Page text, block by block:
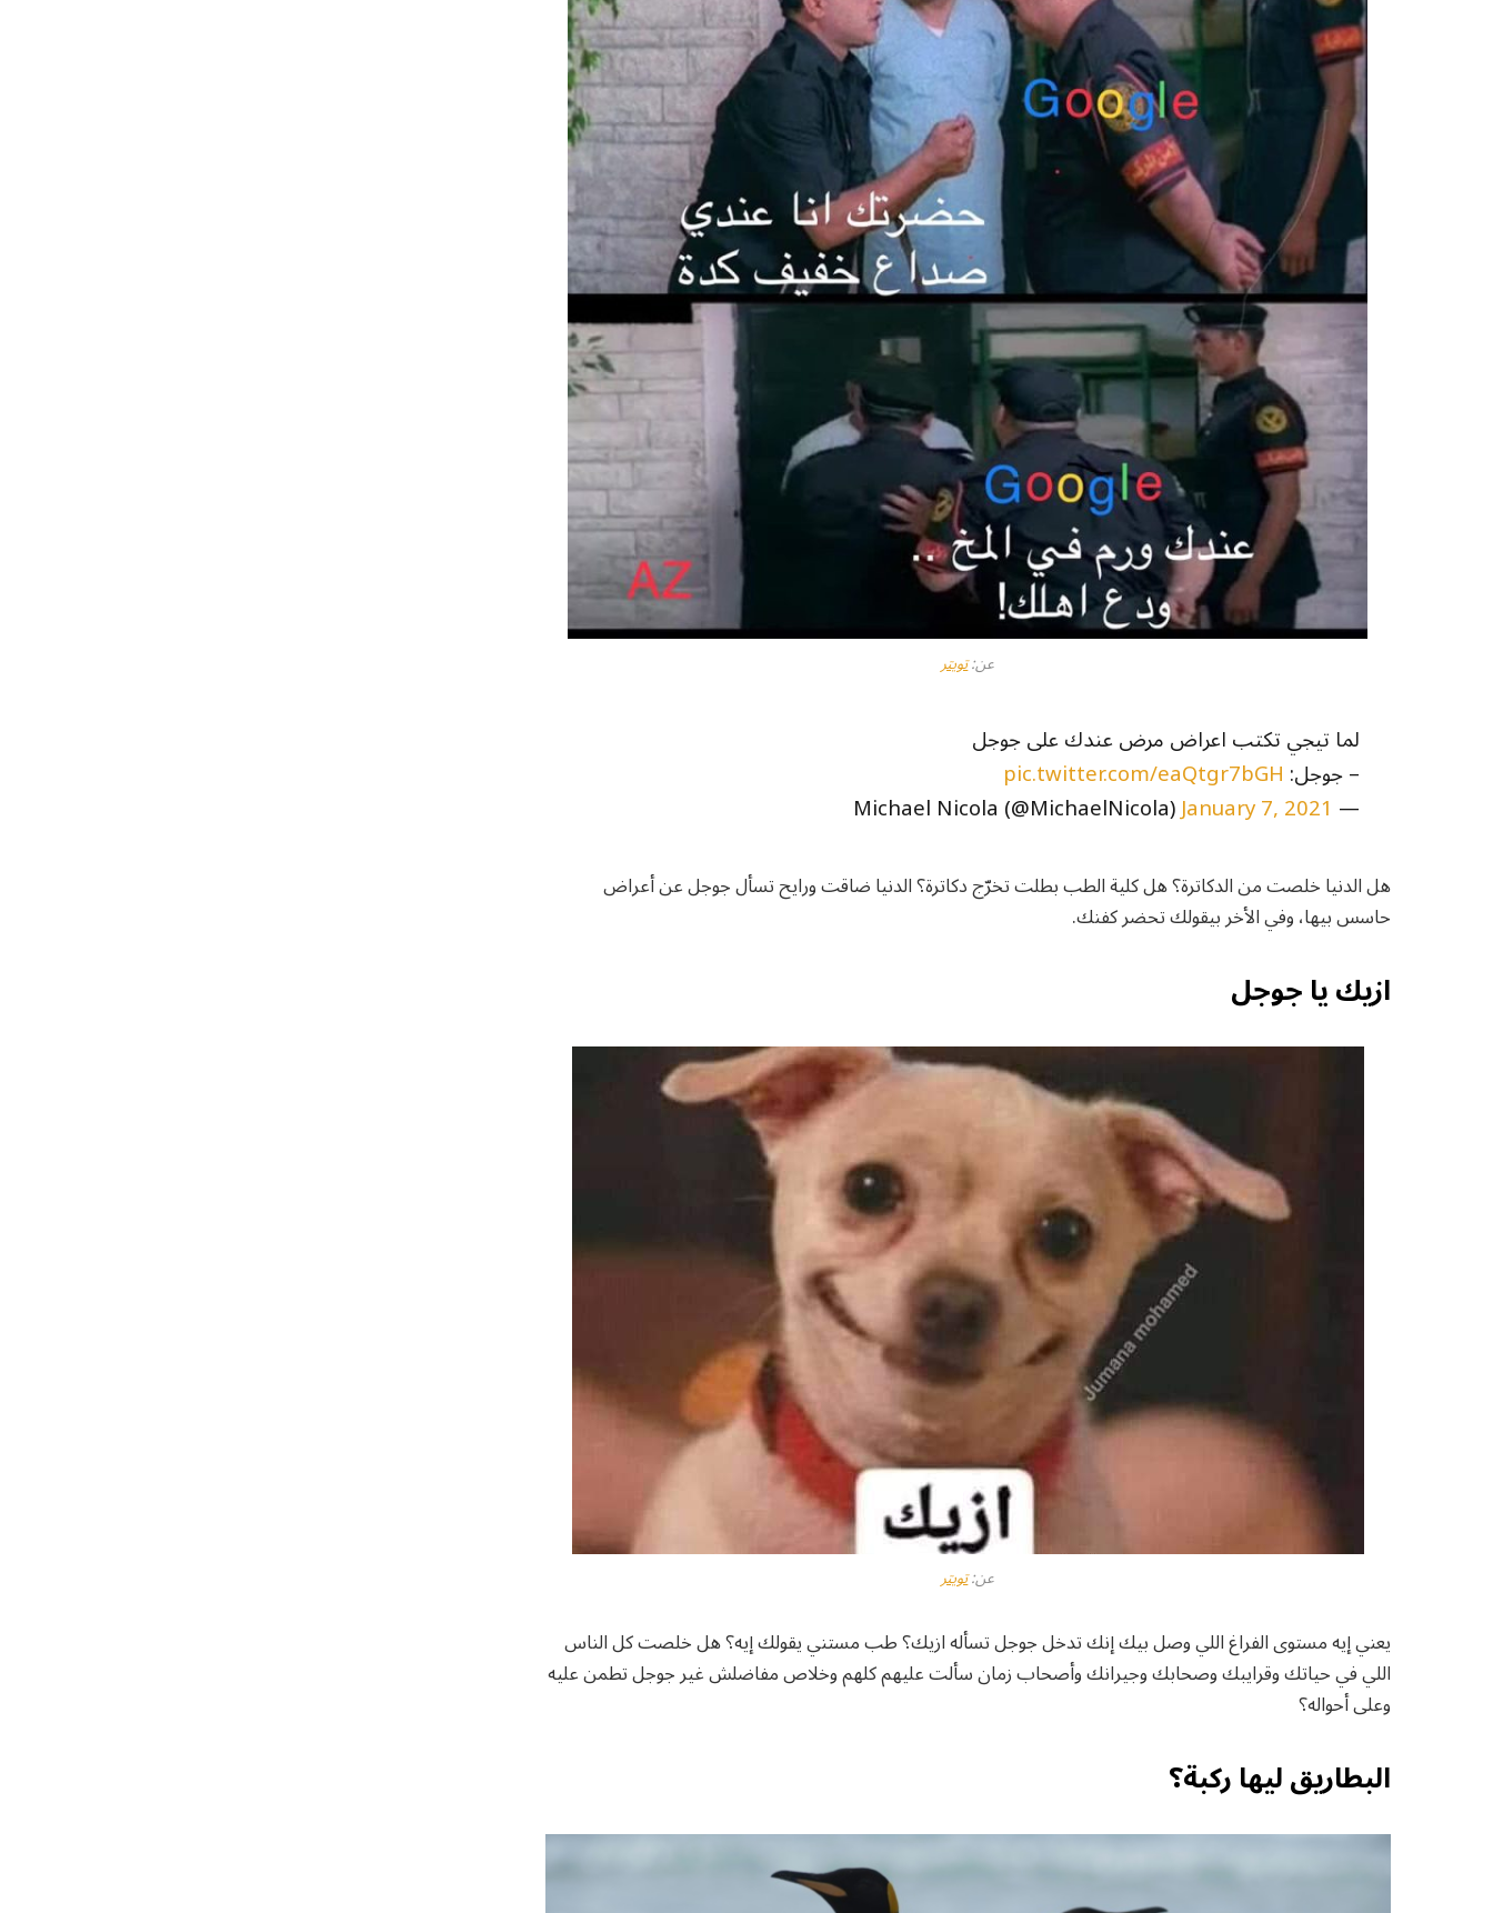
عن:تويتر
لما تيجي تكتب اعراض مرض عندك على جوجل
– جوجل: pic.twitter.com/eaQtgr7bGH
— Michael Nicola (@MichaelNicola)
January 7, 2021
هل الدنيا خلصت من الدكاترة؟ هل كلية الطب بطلت تخرّج دكاترة؟ الدنيا ضاقت ورايح تسأل جوجل عن أعراض
حاسس بيها، وفي الأخر بيقولك تحضر كفنك.
ازيك يا جوجل
عن:تويتر
يعني إيه مستوى الفراغ اللي وصل بيك إنك تدخل جوجل تسأله ازيك؟ طب مستني يقولك إيه؟ هل خلصت كل الناس
اللي في حياتك وقرايبك وصحابك وجيرانك وأصحاب زمان سألت عليهم كلهم وخلاص مفاضلش غير جوجل تطمن عليه
وعلى أحواله؟
البطاريق ليها ركبة؟